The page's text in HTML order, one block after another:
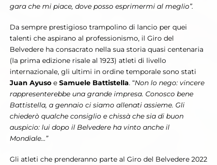
gara che mi piace, dove posso esprimermi al meglio”.
Da sempre prestigioso trampolino di lancio per quei
talenti che aspirano al professionismo, il Giro del
Belvedere ha consacrato nella sua storia quasi centenaria
(la prima edizione risale al 1923) atleti di livello
internazionale, gli ultimi in ordine temporale sono stati
Juan Ayuso e Samuele Battistella. “Non lo nego: vincere
rappresenterebbe una grande impresa. Conosco bene
Battistella, a gennaio ci siamo allenati assieme. Gli
chiederò qualche consiglio e chissà che sia di buon
auspicio: lui dopo il Belvedere ha vinto anche il
Mondiale…”
Gli atleti che prenderanno parte al Giro del Belvedere 2022